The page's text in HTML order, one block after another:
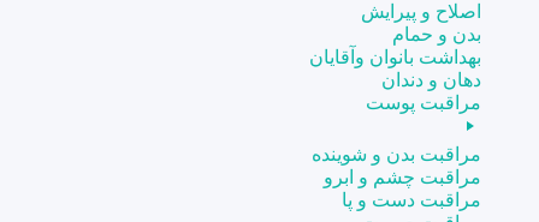
اصلاح و پیرایش
بدن و حمام
بهداشت بانوان وآقایان
دهان و دندان
مراقبت پوست
مراقبت بدن و شوینده
مراقبت چشم و ابرو
مراقبت دست و پا